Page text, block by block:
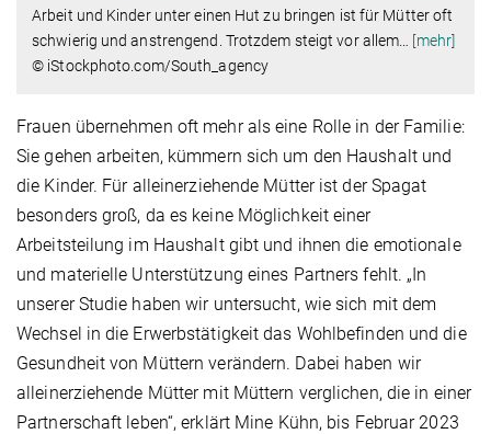
Arbeit und Kinder unter einen Hut zu bringen ist für Mütter oft
schwierig und anstrengend. Trotzdem steigt vor allem
[mehr]
© iStockphoto.com/South_agency
Frauen übernehmen oft mehr als eine Rolle in der Familie:
Sie gehen arbeiten, kümmern sich um den Haushalt und
die Kinder. Für alleinerziehende Mütter ist der Spagat
besonders groß, da es keine Möglichkeit einer
Arbeitsteilung im Haushalt gibt und ihnen die emotionale
und materielle Unterstützung eines Partners fehlt. „In
unserer Studie haben wir untersucht, wie sich mit dem
Wechsel in die Erwerbstätigkeit das Wohlbefinden und die
Gesundheit von Müttern verändern. Dabei haben wir
alleinerziehende Mütter mit Müttern verglichen, die in einer
Partnerschaft leben“, erklärt Mine Kühn, bis Februar 2023